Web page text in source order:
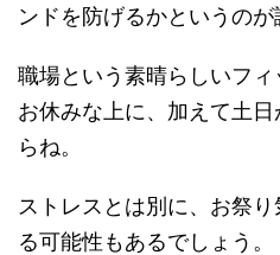
ンドを防げるかというのが
職場という素晴らしいフ
お休みな上に、加えて土
らね。
ストレスとは別に、お祭
る可能性もあるでしょう。